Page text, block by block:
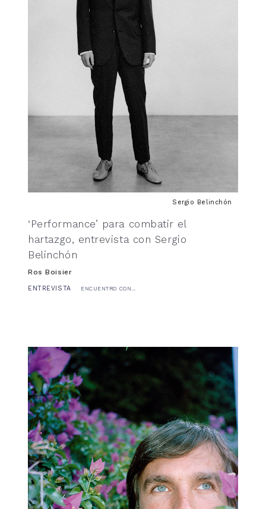
Sergio Belinchón
‘Performance’ para combatir el
hartazgo, entrevista con Sergio
Belinchón
Ros Boisier
ENTREVISTA ENCUENTRO CON...